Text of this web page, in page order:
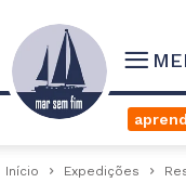
Início Expedições